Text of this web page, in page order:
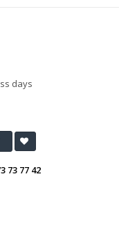
days
73 77 42